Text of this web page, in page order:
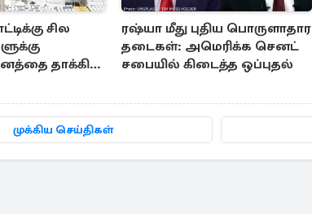
சில
தாக்கிய
ரஷ்யா மீது புதிய பொருளாதார
தடைகள்: அமெரிக்க செனட்
சபையில் கிடைத்த ஒப்புதல்
முக்கிய செய்திகள்